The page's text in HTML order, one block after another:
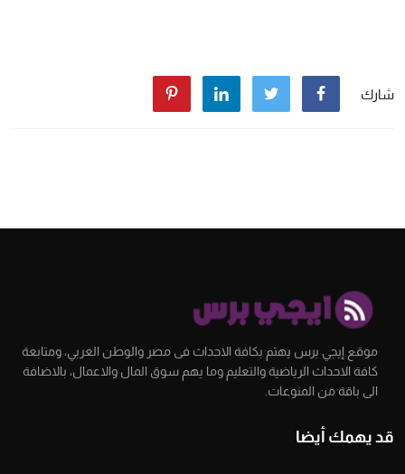
شارك
موقع إيجي برس يهتم بكافة الاحداث فى مصر والوطن العربي، ومتابعة
كافة الاحداث الرياضية والتعليم وما يهم سوق المال والاعمال، بالاضافة
الى باقة من المنوعات.
قد يهمك أيضا